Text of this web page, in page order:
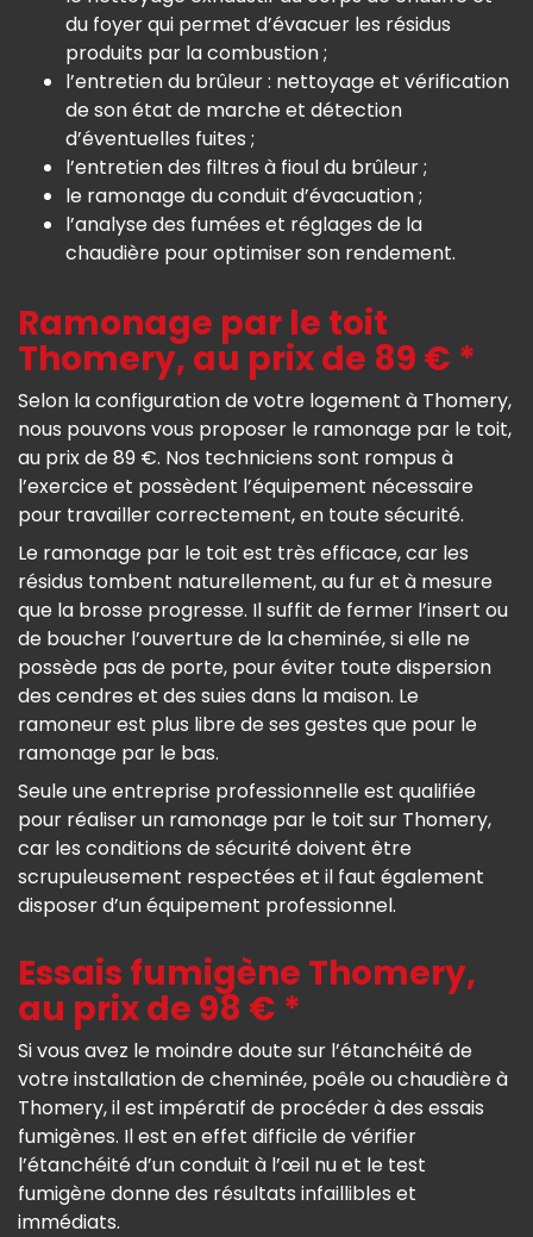
du foyer qui permet d’évacuer les résidus
produits par la combustion ;
l’entretien du brûleur : nettoyage et vérification
de son état de marche et détection
d’éventuelles fuites ;
l’entretien des filtres à fioul du brûleur ;
le ramonage du conduit d’évacuation ;
l’analyse des fumées et réglages de la
chaudière pour optimiser son rendement.
Ramonage par le toit
Thomery, au prix de 89 € *
Selon la configuration de votre logement à Thomery,
nous pouvons vous proposer le ramonage par le toit,
au prix de 89 €. Nos techniciens sont rompus à
l’exercice et possèdent l’équipement nécessaire
pour travailler correctement, en toute sécurité.
Le ramonage par le toit est très efficace, car les
résidus tombent naturellement, au fur et à mesure
que la brosse progresse. Il suffit de fermer l’insert ou
de boucher l’ouverture de la cheminée, si elle ne
possède pas de porte, pour éviter toute dispersion
des cendres et des suies dans la maison. Le
ramoneur est plus libre de ses gestes que pour le
ramonage par le bas.
Seule une entreprise professionnelle est qualifiée
pour réaliser un ramonage par le toit sur Thomery,
car les conditions de sécurité doivent être
scrupuleusement respectées et il faut également
disposer d’un équipement professionnel.
Essais fumigène Thomery,
au prix de 98 € *
Si vous avez le moindre doute sur l’étanchéité de
votre installation de cheminée, poêle ou chaudière à
Thomery, il est impératif de procéder à des essais
fumigènes. Il est en effet difficile de vérifier
l’étanchéité d’un conduit à l’œil nu et le test
fumigène donne des résultats infaillibles et
immédiats.